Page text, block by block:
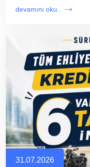
devamını oku..
31.07.2026